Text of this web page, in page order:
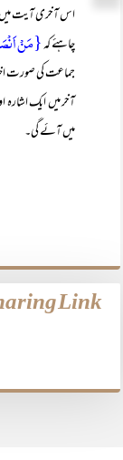
اس آخری آیت میں
چاہئے کہ{مَنْ
جماعت کی صورت
آخر میں ایک
میں آئے گی۔
Link